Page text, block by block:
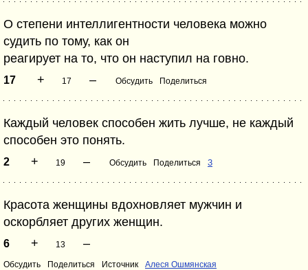
О степени интеллигентности человека можно
судить по тому, как он
реагирует на то, что он наступил на говно.
17 + 17 – Обсудить Поделиться
Каждый человек способен жить лучше, не каждый
способен это понять.
2 + 19 – Обсудить Поделиться З
Красота женщины вдохновляет мужчин и
оскорбляет других женщин.
6 + 13 –
Обсудить Поделиться Источник Алеся Ошмянская